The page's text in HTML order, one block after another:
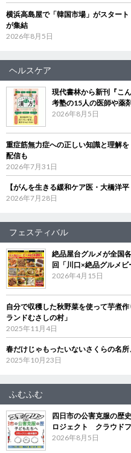
横浜高島屋で「韓国市場」がスター
が集結
2026年8月5日
ヘルスケア
現代書林から新刊『こ
考塾の15人の医師や薬
2026年8月5日
重症筋無力症への正しい知識と理解
配信も
2026年7月31日
【がんを生きる緩和ケア医・大橋洋
2026年7月28日
フェスティバル
絶品屋台グルメが全国
回「川口×絶品グルメ
2026年4月15日
自分で収穫した秋野菜を使って芋煮
ランドむさしの村」
2025年11月4日
春だけじゃもったいないさくらの名
2025年10月23日
ふむふむ
四日市の公害克服の歴
ロジェクト クラウド
2026年8月5日